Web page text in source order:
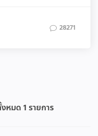
28271
หมด 1 รายการ